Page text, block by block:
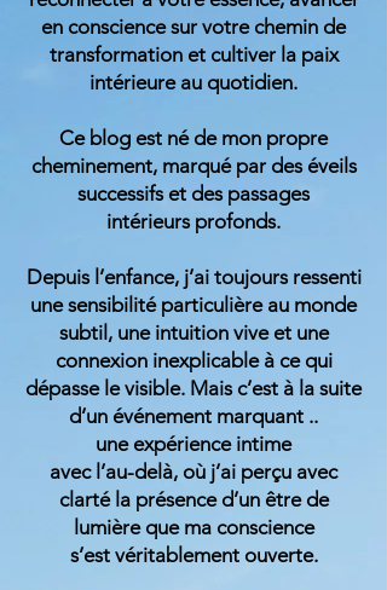
en conscience sur votre chemin de
transformation et cultiver la paix
intérieure au quotidien.
Ce blog est né de mon propre
cheminement, marqué par des éveils
successifs et des passages
intérieurs profonds.
Depuis l’enfance, j’ai toujours ressenti
une sensibilité particulière au monde
subtil, une intuition vive et une
connexion inexplicable à ce qui
dépasse le visible. Mais c’est à la suite
d’un événement marquant ..
une expérience intime
avec l’au-delà, où j’ai perçu avec
clarté la présence d’un être de
lumière que ma conscience
s’est véritablement ouverte.